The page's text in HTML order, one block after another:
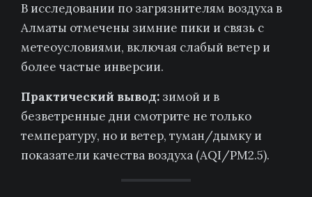
В исследовании по загрязнителям воздуха в
Алматы отмечены зимние пики и связь с
метеоусловиями, включая слабый ветер и
более частые инверсии.
Практический вывод: зимой и в
безветренные дни смотрите не только
температуру, но и ветер, туман/дымку и
показатели качества воздуха (AQI/PM2.5).